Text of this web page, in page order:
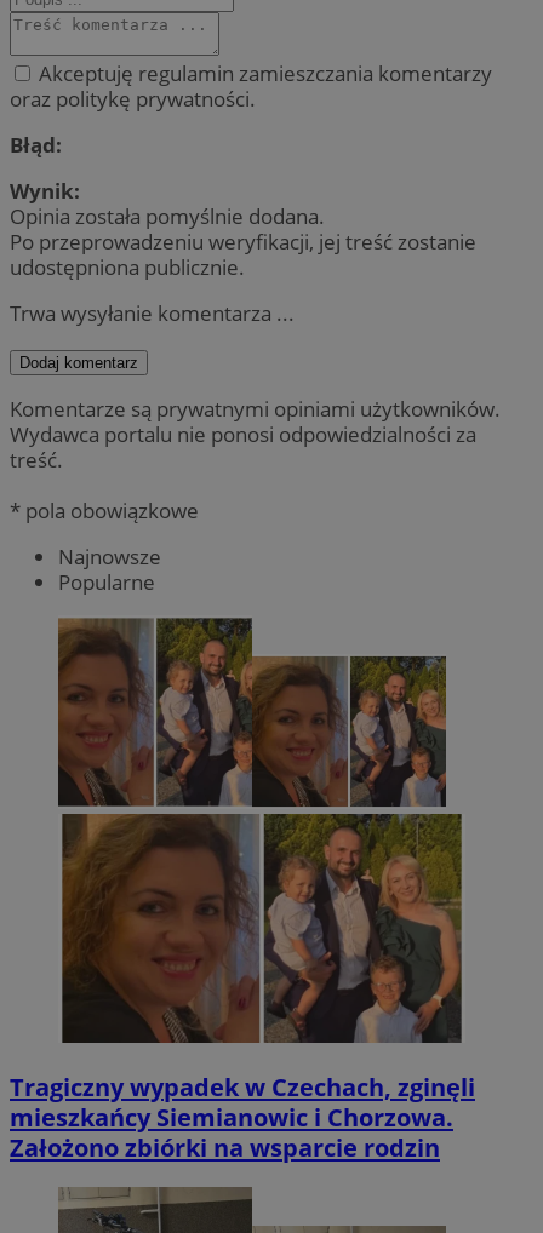
Akceptuję regulamin zamieszczania komentarzy
oraz politykę prywatności.
Błąd:
Wynik:
Opinia została pomyślnie dodana.
Po przeprowadzeniu weryfikacji, jej treść zostanie
udostępniona publicznie.
Trwa wysyłanie komentarza ...
Dodaj komentarz
Komentarze są prywatnymi opiniami użytkowników.
Wydawca portalu nie ponosi odpowiedzialności za
treść.
* pola obowiązkowe
Najnowsze
Popularne
Tragiczny wypadek w Czechach, zginęli
mieszkańcy Siemianowic i Chorzowa.
Założono zbiórki na wsparcie rodzin